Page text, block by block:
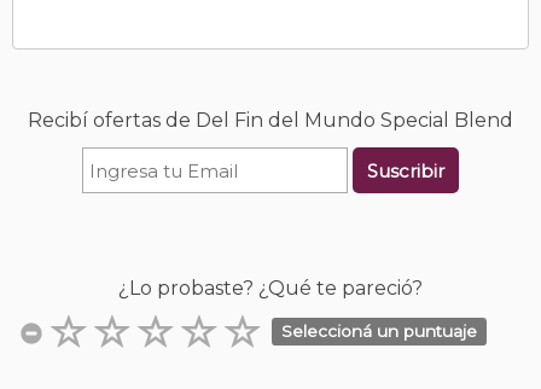
Recibí ofertas de Del Fin del Mundo Special Blend
Suscribir
¿Lo probaste? ¿Qué te pareció?
Seleccioná un puntuaje